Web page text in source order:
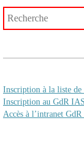
Inscription à la liste
Inscription au GdR
Accès à l’intranet